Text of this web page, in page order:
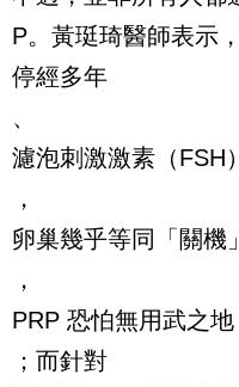
P。黃珽琦醫師表示
停經多年
、
濾泡刺激激素（FSH
，
卵巢幾乎等同「關機
，
PRP 恐怕無用武之地
；而針對